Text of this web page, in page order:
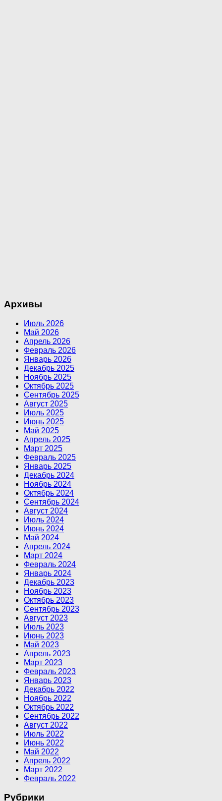
Архивы
Июль 2026
Май 2026
Апрель 2026
Февраль 2026
Январь 2026
Декабрь 2025
Ноябрь 2025
Октябрь 2025
Сентябрь 2025
Август 2025
Июль 2025
Июнь 2025
Май 2025
Апрель 2025
Март 2025
Февраль 2025
Январь 2025
Декабрь 2024
Ноябрь 2024
Октябрь 2024
Сентябрь 2024
Август 2024
Июль 2024
Июнь 2024
Май 2024
Апрель 2024
Март 2024
Февраль 2024
Январь 2024
Декабрь 2023
Ноябрь 2023
Октябрь 2023
Сентябрь 2023
Август 2023
Июль 2023
Июнь 2023
Май 2023
Апрель 2023
Март 2023
Февраль 2023
Январь 2023
Декабрь 2022
Ноябрь 2022
Октябрь 2022
Сентябрь 2022
Август 2022
Июль 2022
Июнь 2022
Май 2022
Апрель 2022
Март 2022
Февраль 2022
Рубрики